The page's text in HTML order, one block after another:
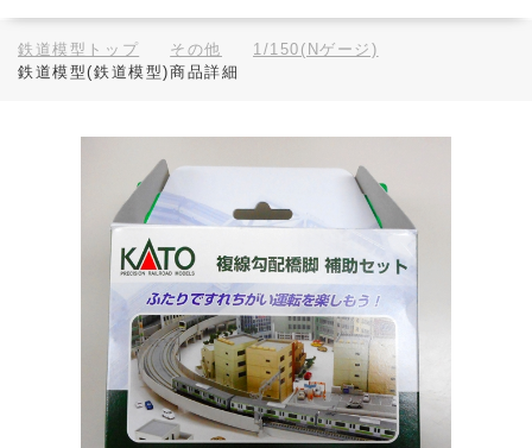
鉄道模型トップ その他
1/150(Nゲージ)
鉄道模型(鉄道模型)商品詳細